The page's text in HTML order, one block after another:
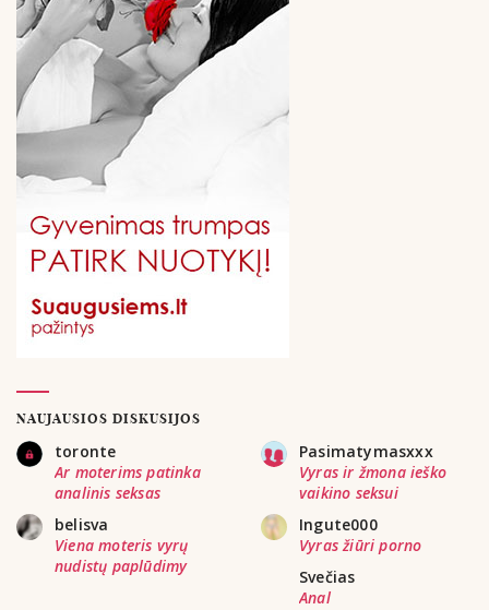
NAUJAUSIOS DISKUSIJOS
toronte
Ar moterims patinka
analinis seksas
Pasimatymasxxx
Vyras ir žmona ieško
vaikino seksui
belisva
Viena moteris vyrų
nudistų paplūdimy
Ingute000
Vyras žiūri porno
Svečias
Anal